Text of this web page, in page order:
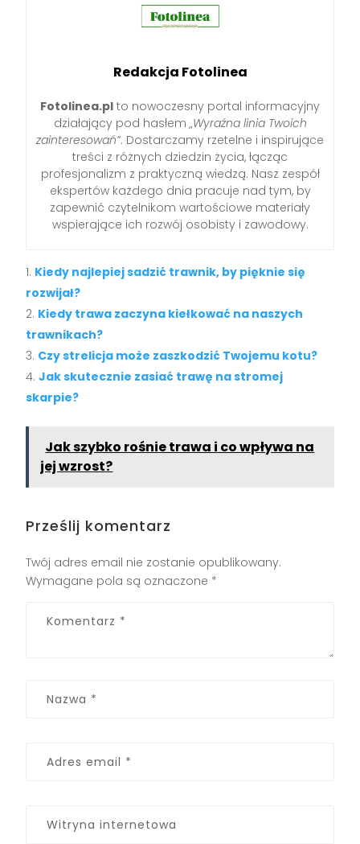
Redakcja Fotolinea
Fotolinea.pl to nowoczesny portal informacyjny
działający pod hasłem „Wyraźna linia Twoich
zainteresowań”. Dostarczamy rzetelne i inspirujące
treści z różnych dziedzin życia, łącząc
profesjonalizm z praktyczną wiedzą. Nasz zespół
ekspertów każdego dnia pracuje nad tym, by
zapewnić czytelnikom wartościowe materiały
wspierające ich rozwój osobisty i zawodowy.
Kiedy najlepiej sadzić trawnik, by pięknie się
rozwijał?
Kiedy trawa zaczyna kiełkować na naszych
trawnikach?
Czy strelicja może zaszkodzić Twojemu kotu?
Jak skutecznie zasiać trawę na stromej
skarpie?
Jak szybko rośnie trawa i co wpływa na
jej wzrost?
Prześlij komentarz
Twój adres email nie zostanie opublikowany.
Wymagane pola są oznaczone *